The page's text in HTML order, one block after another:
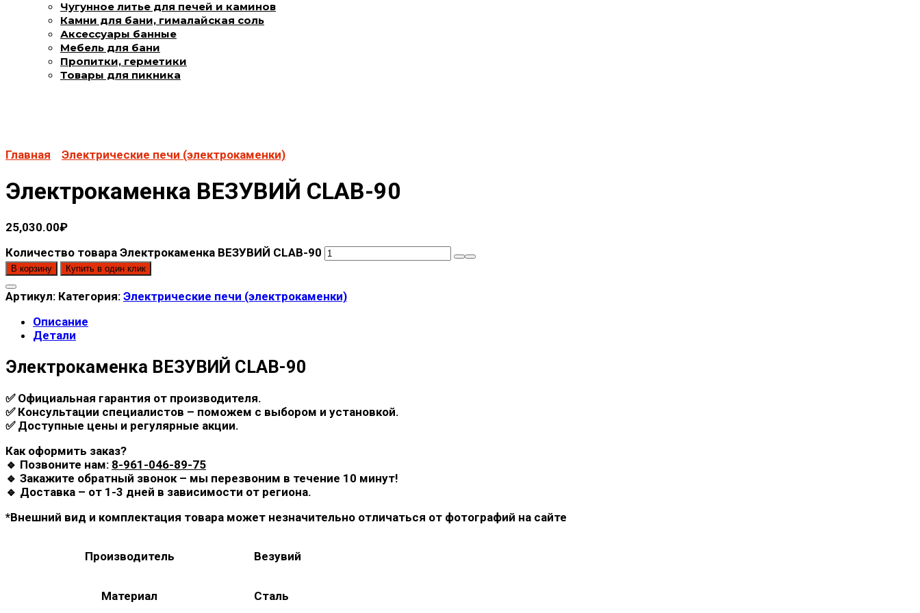
Чугунное литье для печей и каминов
Камни для бани, гималайская соль
Аксессуары банные
Мебель для бани
Пропитки, герметики
Товары для пикника
Главная Электрические печи (электрокаменки)
Электрокаменка ВЕЗУВИЙ CLAB-90
25,030.00₽
Количество товара Электрокаменка ВЕЗУВИЙ CLAB-90
В корзину Купить в один клик
Артикул: Категория: Электрические печи (электрокаменки)
Описание
Детали
Электрокаменка ВЕЗУВИЙ CLAB-90
✅ Официальная гарантия от производителя.
✅ Консультации специалистов – поможем с выбором и установкой.
✅ Доступные цены и регулярные акции.
Как оформить заказ?
🔹 Позвоните нам: 8-961-046-89-75
🔹 Закажите обратный звонок – мы перезвоним в течение 10 минут!
🔹 Доставка – от 1-3 дней в зависимости от региона.
*Внешний вид и комплектация товара может незначительно отличаться от фотографий на сайте
Производитель Везувий
Материал Сталь